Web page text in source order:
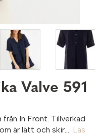
Valve 591
In Front. Tillverkad
är lätt och skir....
Läs